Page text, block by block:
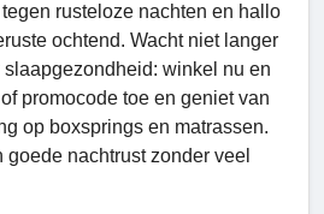
rusteloze nachten en hallo
ochtend. Wacht niet langer
winkel nu en
promocode toe en geniet van
op boxsprings en matrassen.
goede nachtrust zonder veel